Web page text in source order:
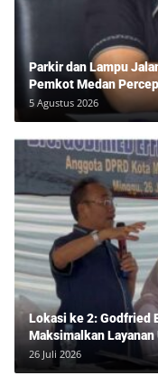
Parkir dan Lampu
Pemkot Medan
5 Agustus 2026
Lokasi ke 2: Godfried
Maksimalkan
Pendidikan
26 Juli 2026